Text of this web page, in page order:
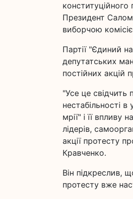
Президент
виборчою
Партії "Єдиний
депутатських
постійних акцій
"Усе це свідчить
нестабільності
мрії" і її впливу
лідерів,
акції протесту
Кравченко.
Він підкреслив,
протесту вже